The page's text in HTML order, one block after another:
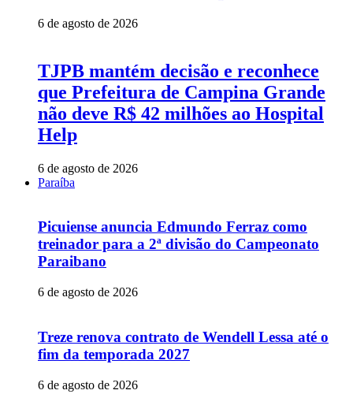
6 de agosto de 2026
TJPB mantém decisão e reconhece
que Prefeitura de Campina Grande
não deve R$ 42 milhões ao Hospital
Help
6 de agosto de 2026
Paraíba
Picuiense anuncia Edmundo Ferraz como
treinador para a 2ª divisão do Campeonato
Paraibano
6 de agosto de 2026
Treze renova contrato de Wendell Lessa até o
fim da temporada 2027
6 de agosto de 2026